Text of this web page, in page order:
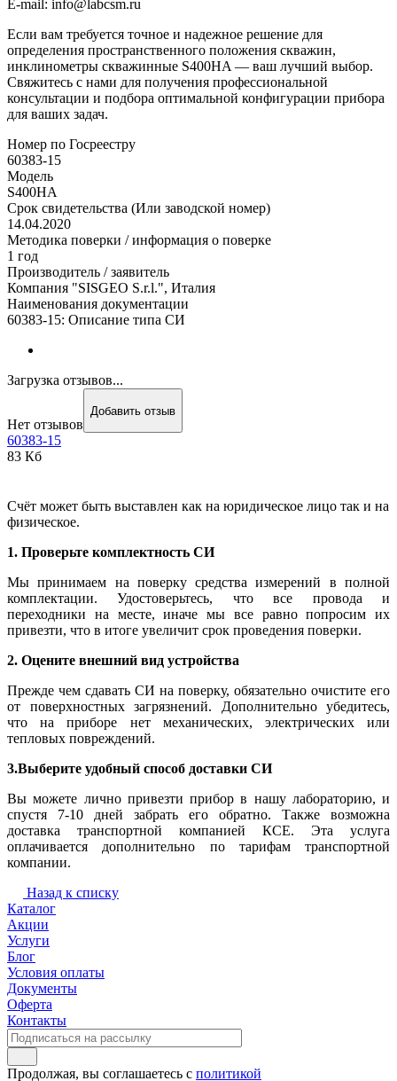
E-mail: info@labcsm.ru
Если вам требуется точное и надежное решение для
определения пространственного положения скважин,
инклинометры скважинные S400HA — ваш лучший выбор.
Свяжитесь с нами для получения профессиональной
консультации и подбора оптимальной конфигурации прибора
для ваших задач.
Номер по Госреестру
60383-15
Модель
S400HA
Срок свидетельства (Или заводской номер)
14.04.2020
Методика поверки / информация о поверке
1 год
Производитель / заявитель
Компания "SISGEO S.r.l.", Италия
Наименования документации
60383-15: Описание типа СИ
Загрузка отзывов...
Нет отзывов
Добавить отзыв
60383-15
83 Кб
Счёт может быть выставлен как на юридическое лицо так и на
физическое.
1. Проверьте комплектность СИ
Мы принимаем на поверку средства измерений в полной
комплектации. Удостоверьтесь, что все провода и
переходники на месте, иначе мы все равно попросим их
привезти, что в итоге увеличит срок проведения поверки.
2. Оцените внешний вид устройства
Прежде чем сдавать СИ на поверку, обязательно очистите его
от поверхностных загрязнений. Дополнительно убедитесь,
что на приборе нет механических, электрических или
тепловых повреждений.
3.Выберите удобный способ доставки СИ
Вы можете лично привезти прибор в нашу лабораторию, и
спустя 7-10 дней забрать его обратно. Также возможна
доставка транспортной компанией КСЕ. Эта услуга
оплачивается дополнительно по тарифам транспортной
компании.
Назад к списку
Каталог
Акции
Услуги
Блог
Условия оплаты
Документы
Оферта
Контакты
Продолжая, вы соглашаетесь с политикой